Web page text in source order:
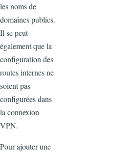
les noms de
domaines publics.
Il se peut
également que la
configuration des
routes internes ne
soient pas
configurées dans
la connexion
VPN.
Pour ajouter une